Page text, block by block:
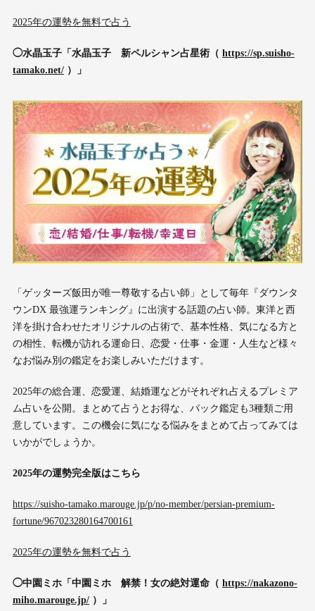
2025年の運勢を無料で占う
◯水晶玉子「水晶玉子 新ペルシャン占星術（ https://sp.suisho-
tamako.net/）」
「ゲッターズ飯田が唯一尊敬する占い師」として毎年『ダウンタ
ウンDX 最強運ランキング』に出演する話題の占い師。東洋と西
洋を掛け合わせたオリジナルの占術で、基本性格、気になる方と
の相性、転機が訪れる運命日、恋愛・仕事・金運・人生など様々
なお悩み別の鑑定をお楽しみいただけます。
2025年の総合運、恋愛運、結婚運などがそれぞれ占えるプレミア
ム占いを公開。まとめて占うとお得な、パック鑑定も3種類ご用
意しています。この機会に気になる悩みをまとめて占ってみては
いかがでしょうか。
2025年の運勢完全版はこちら
https://suisho-tamako.marouge.jp/p/no-member/persian-premium-
fortune/967023280164700161
2025年の運勢を無料で占う
◯中園ミホ「中園ミホ 解禁！女の絶対運命（ https://nakazono-
miho.marouge.jp/）」